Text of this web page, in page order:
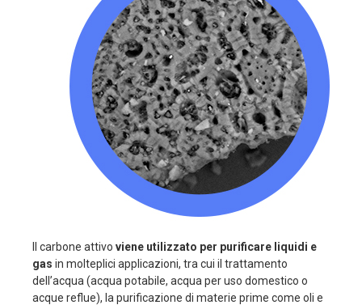
Il carbone attivo viene utilizzato per purificare liquidi e
gas in molteplici applicazioni, tra cui il trattamento
dell’acqua (acqua potabile, acqua per uso domestico o
acque reflue), la purificazione di materie prime come oli e